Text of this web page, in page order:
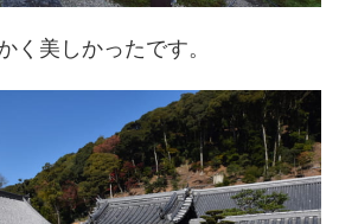
く美しかったです。